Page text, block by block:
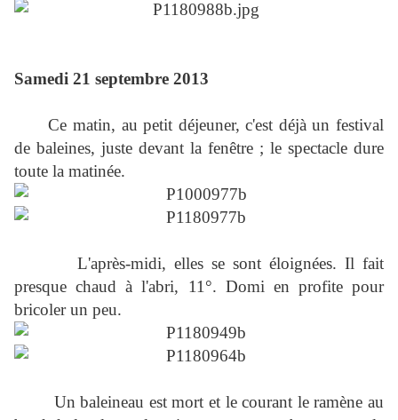
Samedi 21 septembre 2013
Ce matin, au petit déjeuner, c'est déjà un festival
de baleines, juste devant la fenêtre ; le spectacle dure
toute la matinée.
L'après-midi, elles se sont éloignées. Il fait
presque chaud à l'abri, 11°. Domi en profite pour
bricoler un peu.
Un baleineau est mort et le courant le ramène au